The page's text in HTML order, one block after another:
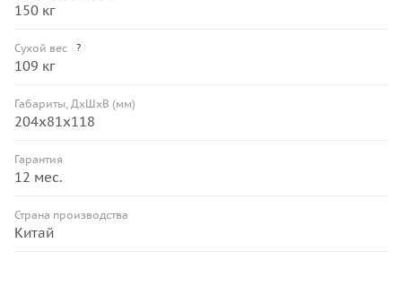
150 кг
Сухой вес ?
109 кг
Габариты, ДхШхВ (мм)
204x81x118
Гарантия
12 мес.
Страна производства
Китай